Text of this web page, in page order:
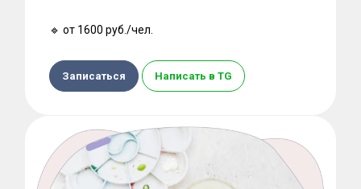
🔹 от 1600 руб./чел.
Записаться Написать в TG